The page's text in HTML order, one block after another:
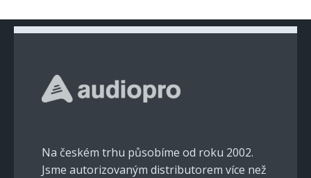
Na českém trhu působíme od roku 2002.
Jsme autorizovaným distributorem více než